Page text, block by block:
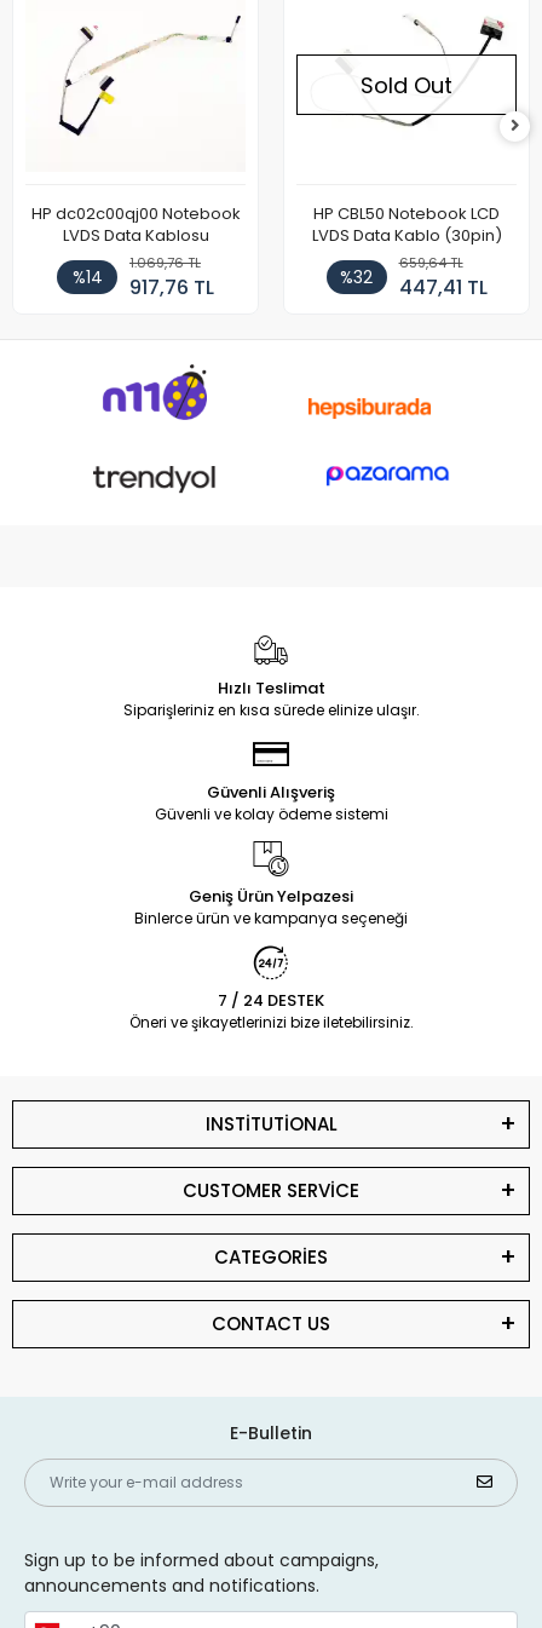
HP dc02c00qj00 Notebook
LVDS Data Kablosu
%14
1.069,76 TL
917,76 TL
Sold Out
HP CBL50 Notebook LCD
LVDS Data Kablo (30pin)
%32
659,64 TL
447,41 TL
Hızlı Teslimat
Siparişleriniz en kısa sürede elinize ulaşır.
Güvenli Alışveriş
Güvenli ve kolay ödeme sistemi
Geniş Ürün Yelpazesi
Binlerce ürün ve kampanya seçeneği
7 / 24 DESTEK
Öneri ve şikayetlerinizi bize iletebilirsiniz.
INSTİTUTİONAL
CUSTOMER SERVİCE
CATEGORİES
CONTACT US
E-Bulletin
Sign up to be informed about campaigns,
announcements and notifications.